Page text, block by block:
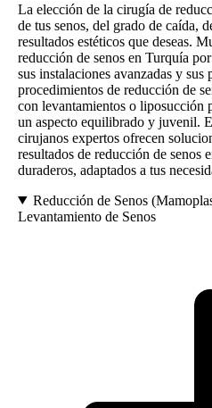
La elección de la cirugía de
de tus senos, del grado de caída,
resultados estéticos que deseas.
reducción de senos en Turquía
sus instalaciones avanzadas y
procedimientos de reducción de
con levantamientos o liposucción
un aspecto equilibrado y juvenil.
cirujanos expertos ofrecen
resultados de reducción de senos
duraderos, adaptados a tus
Reducción de Senos
Levantamiento de Senos